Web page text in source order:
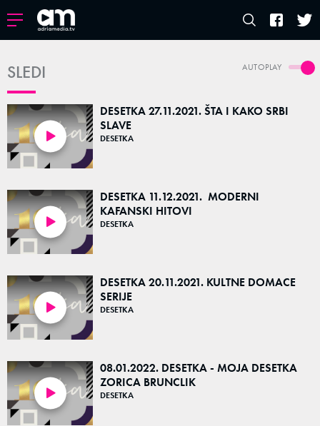
AUTOPLAY
SLEDI
DESETKA 27.11.2021. ŠTA I KAKO SRBI
SLAVE
DESETKA
DESETKA 11.12.2021. MODERNI
KAFANSKI HITOVI
DESETKA
DESETKA 20.11.2021. KULTNE DOMACE
SERIJE
DESETKA
08.01.2022. DESETKA - MOJA DESETKA
ZORICA BRUNCLIK
DESETKA